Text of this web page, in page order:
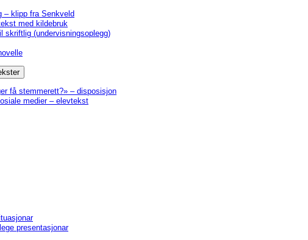
– klipp fra Senkveld
med kildebruk
skriftlig (undervisningsoplegg)
få stemmerett?» – disposisjon
medier – elevtekst
presentasjonar